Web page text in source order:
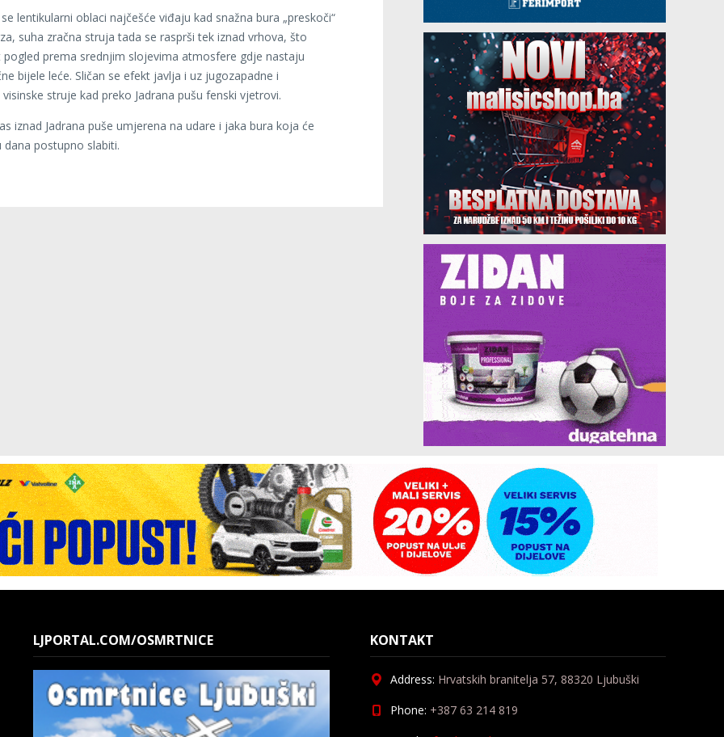
lentikularni oblaci najčešće viđaju kad snažna bura „preskoči“
suha zračna struja tada se rasprši tek iznad vrhova, što
pogled prema srednjim slojevima atmosfere gdje nastaju
bijele leće. Sličan se efekt javlja i uz jugozapadne i
struje kad preko Jadrana pušu fenski vjetrovi.
iznad Jadrana puše umjerena na udare i jaka bura koja će
dana postupno slabiti.
LJPORTAL.COM/OSMRTNICE KONTAKT
Address: Hrvatskih branitelja 57, 88320 Ljubuški
Phone: +387 63 214 819